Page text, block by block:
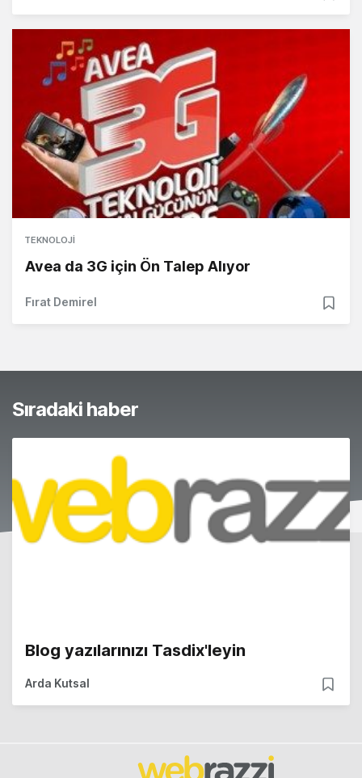
TEKNOLOJI
Avea da 3G için Ön Talep Alıyor
Fırat Demirel
Sıradaki haber
Blog yazılarınızı Tasdix'leyin
Arda Kutsal